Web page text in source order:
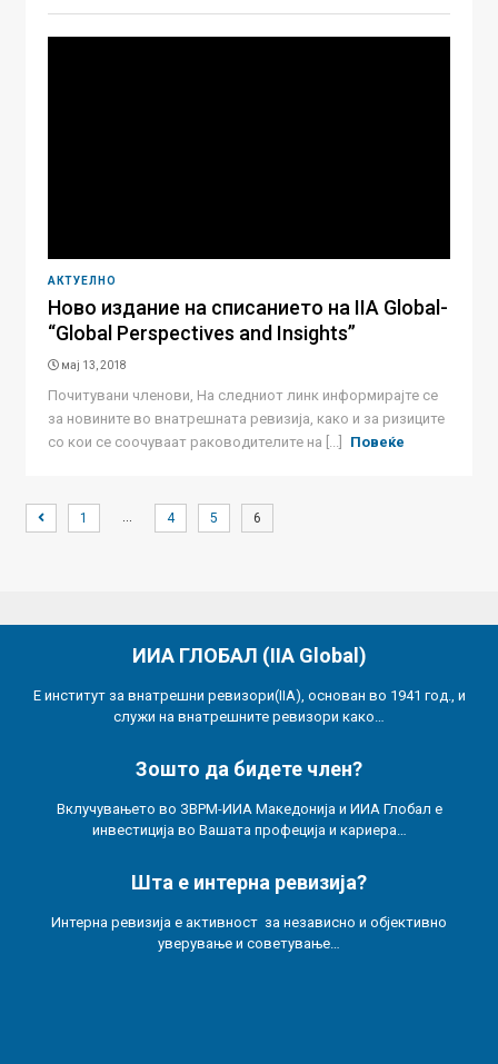
АКТУЕЛНО
Ново издание на списанието на IIA Global-
“Global Perspectives and Insights”
мај 13, 2018
Почитувани членови, На следниот линк информирајте се
за новините во внатрешната ревизија, како и за ризиците
со кои се соочуваат раководителите на [...]
Повеќе
1 … 4 5 6
ИИА ГЛОБАЛ (IIA Global)
Е институт за внатрешни ревизори(IIA), основан во 1941 год., и
служи на внатрешните ревизори како…
Зошто да бидете член?
Вклучувањето во ЗВРМ-ИИА Македонија и ИИА Глобал е
инвестиција во Вашата профеција и кариера…
Шта е интерна ревизија?
Интерна ревизија е активност за независно и објективно
уверување и советување…